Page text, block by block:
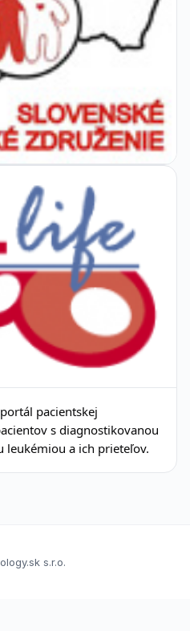
pacientskej
s diagnostikovanou
a ich prieteľov.
s.r.o.